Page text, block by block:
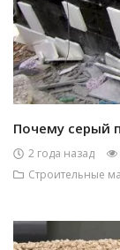
Почему серый
2 года назад
Строительные